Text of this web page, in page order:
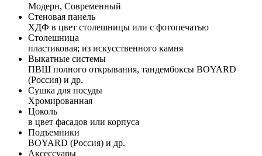
Модерн, Современный
Стеновая панель
ХДФ в цвет столешницы или с фотопечатью
Столешница
пластиковая; из искусственного камня
Выкатные системы
ПВШ полного открывания, тандембоксы BOYARD
(Россия) и др.
Сушка для посуды
Хромированная
Цоколь
в цвет фасадов или корпуса
Подъемники
BOYARD (Россия) и др.
Аксессуары